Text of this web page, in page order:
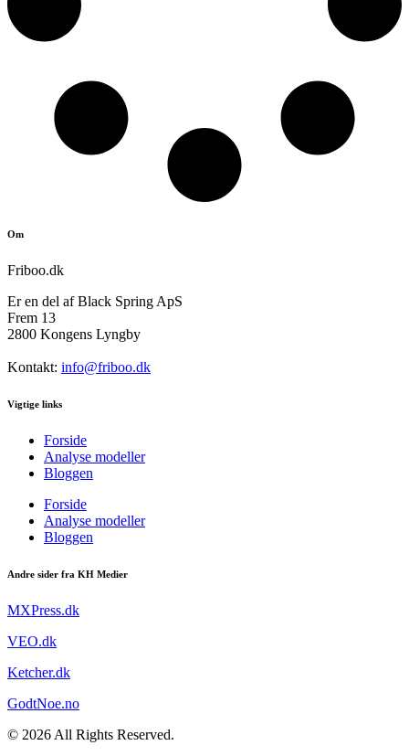
Om
Friboo.dk
Er en del af Black Spring ApS
Frem 13
2800 Kongens Lyngby
Kontakt: info@friboo.dk
Vigtige links
Forside
Analyse modeller
Bloggen
Forside
Analyse modeller
Bloggen
Andre sider fra KH Medier
MXPress.dk
VEO.dk
Ketcher.dk
GodtNoe.no
© 2026 All Rights Reserved.